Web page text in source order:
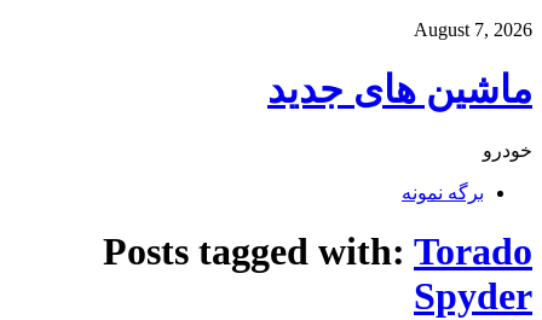
August 7, 2026
ماشین های جدید
خودرو
برگه نمونه
Posts tagged with: Torado
Spyder